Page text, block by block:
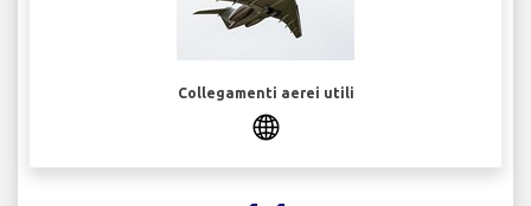
Collegamenti aerei utili